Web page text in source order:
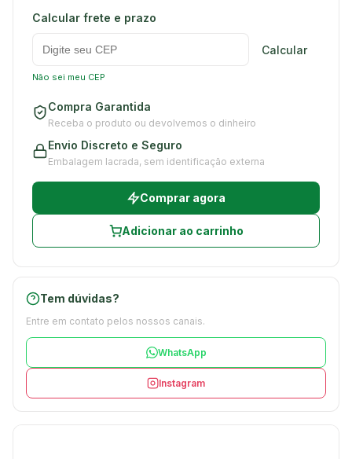
Calcular frete e prazo
Calcular
Não sei meu CEP
Compra Garantida
Receba o produto ou devolvemos o dinheiro
Envio Discreto e Seguro
Embalagem lacrada, sem identificação externa
Comprar agora
Adicionar ao carrinho
Tem dúvidas?
Entre em contato pelos nossos canais.
WhatsApp
Instagram